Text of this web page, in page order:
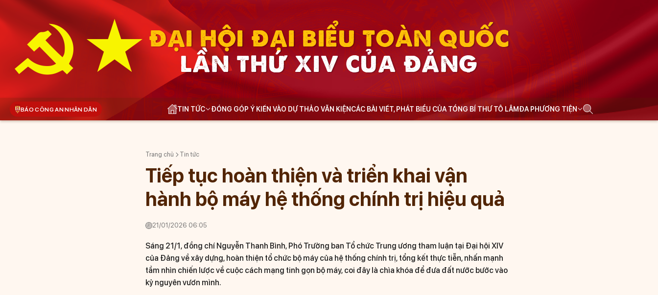
ĐẠI HỘI ĐẠI BIỂU TOÀN QUỐC
LẦN THỨ XIV CỦA ĐẢNG
BÁO CÔNG AN NHÂN DÂN TIN TỨC ĐÓNG GÓP Ý KIẾN VÀO DỰ THẢO VĂN KIỆNCÁC BÀI VIẾT, PHÁT BIỂU CỦA TỔNG BÍ THƯ TÔ LÂMĐA PHƯƠNG TIỆN
Trang chủ Tin tức
Tiếp tục hoàn thiện và triển khai vận
hành bộ máy hệ thống chính trị hiệu quả
21/01/2026 06:05
Sáng 21/1, đồng chí Nguyễn Thanh Bình, Phó Trưởng ban Tổ chức Trung ương tham luận tại Đại hội XIV
của Đảng về xây dựng, hoàn thiện tổ chức bộ máy của hệ thống chính trị, tổng kết thực tiễn, nhấn mạnh
tầm nhìn chiến lược về cuộc cách mạng tinh gọn bộ máy, coi đây là chìa khóa để đưa đất nước bước vào
kỷ nguyên vươn mình.